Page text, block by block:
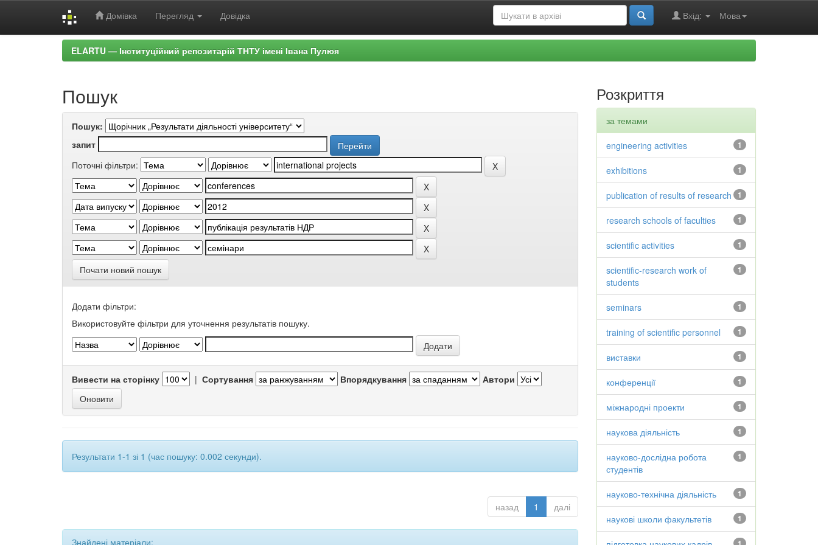
Домівка Перегляд Довідка Мова
Вхід:
ELARTU — Інституційний репозитарій ТНТУ імені Івана Пулюя
Пошук
Пошук:
запит
Поточні фільтри:
Почати новий пошук
Додати фільтри:
Використовуйте фільтри для уточнення результатів пошуку.
Вивести на сторінку | Сортування Впорядкування Автори
Результати 1-1 зі 1 (час пошуку: 0.002 секунди).
назад 1 далі
Знайдені матеріали:
Розкриття
за темами
1
engineering activities
1
exhibitions
1
publication of results of research
1
research schools of faculties
1
scientific activities
1
scientific-research work of
students
1
seminars
1
training of scientific personnel
1
виставки
1
конференції
1
міжнародні проекти
1
наукова діяльність
1
науково-дослідна робота
студентів
1
науково-технічна діяльність
1
наукові школи факультетів